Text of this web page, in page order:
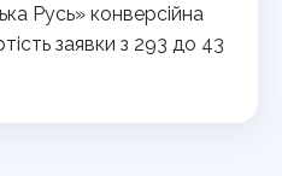
Русь» конверсійна
заявки з 293 до 43